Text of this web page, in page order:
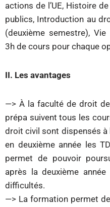
actions de l’UE, Histoire
publics, Introduction au
(deuxième semestre),
3h de cours pour chaque
II. Les avantages
—> À la faculté de droit
prépa suivent tous les
droit civil sont dispensés à
en deuxième année les
permet de pouvoir
après la deuxième
difficultés.
—> La formation permet